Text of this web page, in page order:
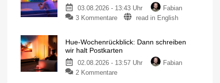
03.08.2026 - 13:43 Uhr
Fabian
3 Kommentare
read in English
Hue-Wochenrückblick: Dann schreiben
wir halt Postkarten
02.08.2026 - 13:57 Uhr
Fabian
2 Kommentare